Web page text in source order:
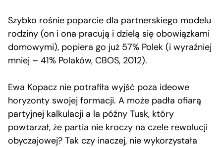
Szybko rośnie poparcie dla partnerskiego modelu
rodziny (on i ona pracują i dzielą się obowiązkami
domowymi), popiera go już 57% Polek (i wyraźniej
mniej – 41% Polaków, CBOS, 2012).
Ewa Kopacz nie potrafiła wyjść poza ideowe
horyzonty swojej formacji. A może padła ofiarą
partyjnej kalkulacji a la późny Tusk, który
powtarzał, że partia nie kroczy na czele rewolucji
obyczajowej? Tak czy inaczej, nie wykorzystała